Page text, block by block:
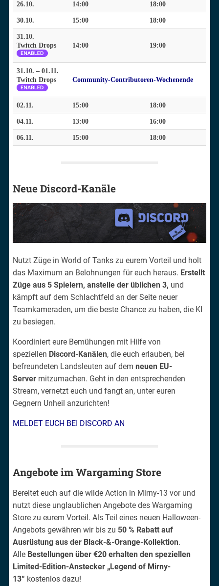
26.10. 14:00 18:00
30.10. 15:00 18:00
31.10.
Twitch Drops
14:00 19:00
31.10. – 01.11.
Twitch Drops
Community-Contributoren-Wochenende
02.11. 15:00 18:00
04.11. 13:00 16:00
06.11. 15:00 18:00
Neue Discord-Kanäle
Nutzt Züge in World of Tanks zu eurem Vorteil und holt
das Maximum an Belohnungen für euch heraus. Erstellt
Züge aus 5 Spielern, anstelle der üblichen 3, und
kämpft auf dem Schlachtfeld an der Seite neuer
Teamkameraden, um die beste Chance zu haben, die KI
zu besiegen.
Koordiniert eure Bemühungen mit Hilfe von
speziellen Discord-Kanälen, die euch erlauben, bei
befreundeten Landsleuten auf demneuen EU-
Server mitzumachen. Geht in den entsprechenden
Stream, vernetzt euch und fangt an, unter euren
Gegnern Unheil anzurichten!
MELDET EUCH BEI DISCORD AN
Angebote im Wargaming Store
Bereitet euch auf die wilde Action in Mirny-13 vor und
nutzt diese unglaublichen Angebote des Wargaming
Store zu eurem Vorteil. Als Teil eines neuen Halloween-
Angebots gewähren wir bis zu 50 % Rabatt auf
Ausrüstung aus der Black-&-Orange-Kollektion.
Alle Bestellungen über €20 erhalten den speziellen
Limited-Edition-Anstecker „Legend of Mirny-
13“ kostenlos dazu!